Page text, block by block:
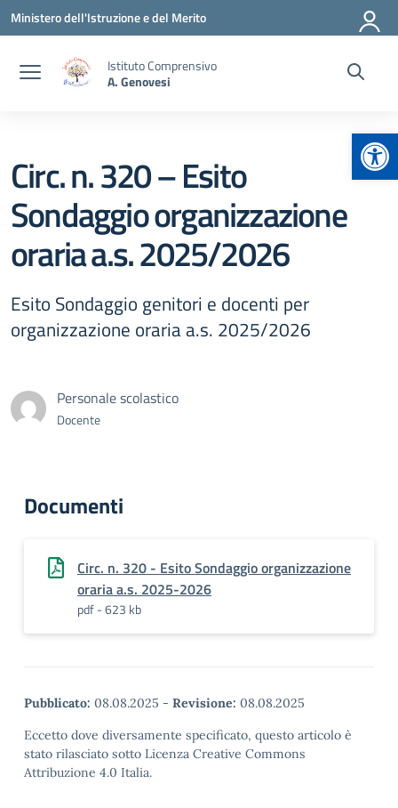
Vai ai contenuti
Vai al menu di navigazione
Vai al footer
Ministero dell'Istruzione e del Merito
Istituto Comprensivo
A. Genovesi
Circ. n. 320 – Esito
Sondaggio organizzazione
oraria a.s. 2025/2026
Esito Sondaggio genitori e docenti per
organizzazione oraria a.s. 2025/2026
Personale scolastico
Docente
Documenti
Circ. n. 320 - Esito Sondaggio organizzazione
oraria a.s. 2025-2026
pdf - 623 kb
Pubblicato: 08.08.2025 - Revisione: 08.08.2025
Eccetto dove diversamente specificato, questo articolo è
stato rilasciato sotto Licenza Creative Commons
Attribuzione 4.0 Italia.